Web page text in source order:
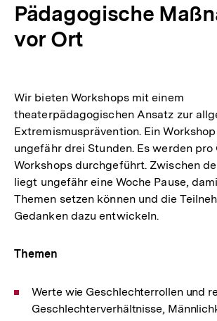
Pädagogische
vor Ort
Wir bieten Workshops mit einem
theaterpädagogischen Ansatz zur
Extremismusprävention. Ein
ungefähr drei Stunden. Es werden pro
Workshops durchgeführt. Zwischen
liegt ungefähr eine Woche Pause,
Themen setzen können und die
Gedanken dazu entwickeln.
Themen
Werte wie Geschlechterrollen und
Geschlechterverhältnisse,